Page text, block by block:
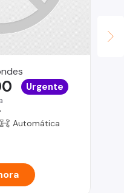
Urgente
Automática